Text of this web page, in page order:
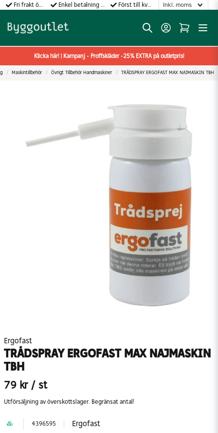
Fri frakt över 499:- Enkel betalning med Klarna Först till kvarn gäller!
Klicka här! | Kampanj - Proffskläder -25% EXTRA på outletpris!
Maskintillbehör Övrigt Tillbehör Handmaskiner TRÅDSPRAY ERGOFAST MAX NAJMASKIN TBH
Ergofast
TRÅDSPRAY ERGOFAST MAX NAJMASKIN
TBH
79 kr / st
Utförsäljning av överskottslager. Begränsat antal!
4396595 Ergofast